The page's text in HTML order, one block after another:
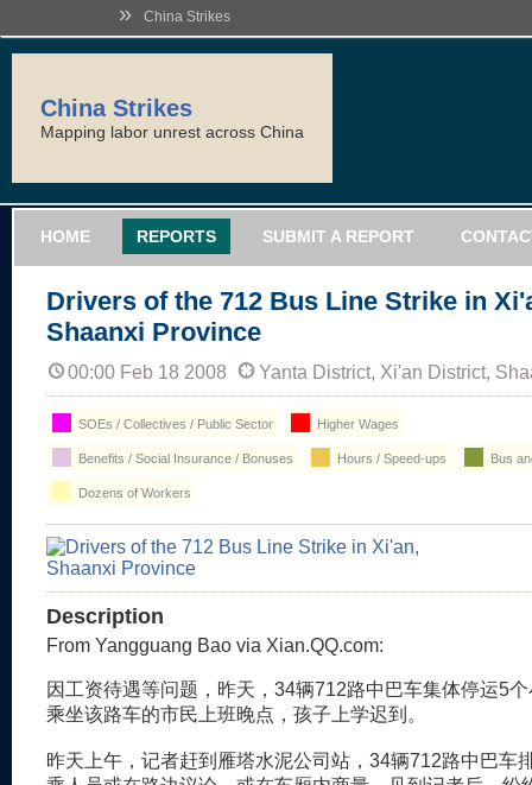
» China Strikes
China Strikes
Mapping labor unrest across China
HOME REPORTS SUBMIT A REPORT
Drivers of the 712 Bus Line Strike in
Shaanxi Province
00:00 Feb 18 2008 Yanta District, Xi'an District,
SOEs / Collectives / Public Sector Higher Wages
Benefits / Social Insurance / Bonuses Hours / Speed-ups Bus
Dozens of Workers
Description
From Yangguang Bao via Xian.QQ.com:
因工资待遇等问题，昨天，34辆712路中巴车集体停运5
乘坐该路车的市民上班晚点，孩子上学迟到。
昨天上午，记者赶到雁塔水泥公司站，34辆712路中巴车